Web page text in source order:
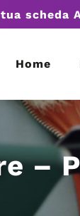
scheda
Home
–